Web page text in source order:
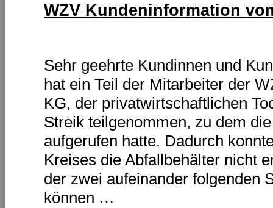
WZV Kundeninformation
Sehr geehrte Kundinnen und
hat ein Teil der Mitarbeiter der
KG, der privatwirtschaftlichen
Streik teilgenommen, zu dem
aufgerufen hatte. Dadurch
Kreises die Abfallbehälter nicht
der zwei aufeinander folgenden
können …